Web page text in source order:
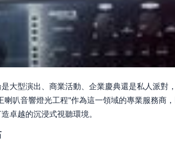
大型演出、商業活動、企業慶典還是私人派對
叭音響燈光工程"作為這一領域的專業服務商
卓越的沉浸式視聽環境。